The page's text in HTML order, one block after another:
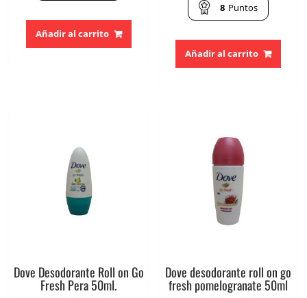
Añadir al carrito
8 Puntos
Añadir al carrito
Dove Desodorante Roll on Go
Fresh Pera 50ml.
Dove desodorante roll on go
fresh pomelogranate 50ml